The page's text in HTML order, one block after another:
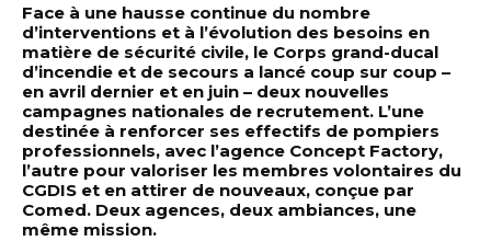
Face à une hausse continue du nombre
d’interventions et à l’évolution des besoins en
matière de sécurité civile, le Corps grand-ducal
d’incendie et de secours a lancé coup sur coup –
en avril dernier et en juin – deux nouvelles
campagnes nationales de recrutement. L’une
destinée à renforcer ses effectifs de pompiers
professionnels, avec l’agence Concept Factory,
l’autre pour valoriser les membres volontaires du
CGDIS et en attirer de nouveaux, conçue par
Comed. Deux agences, deux ambiances, une
même mission.